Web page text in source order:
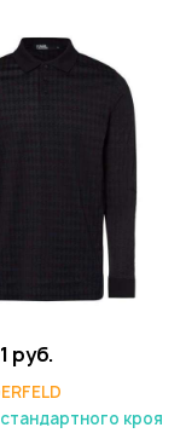
руб.
кроя